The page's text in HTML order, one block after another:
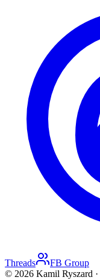
Threads
FB Group
© 2026 Kamil Ryszard ·